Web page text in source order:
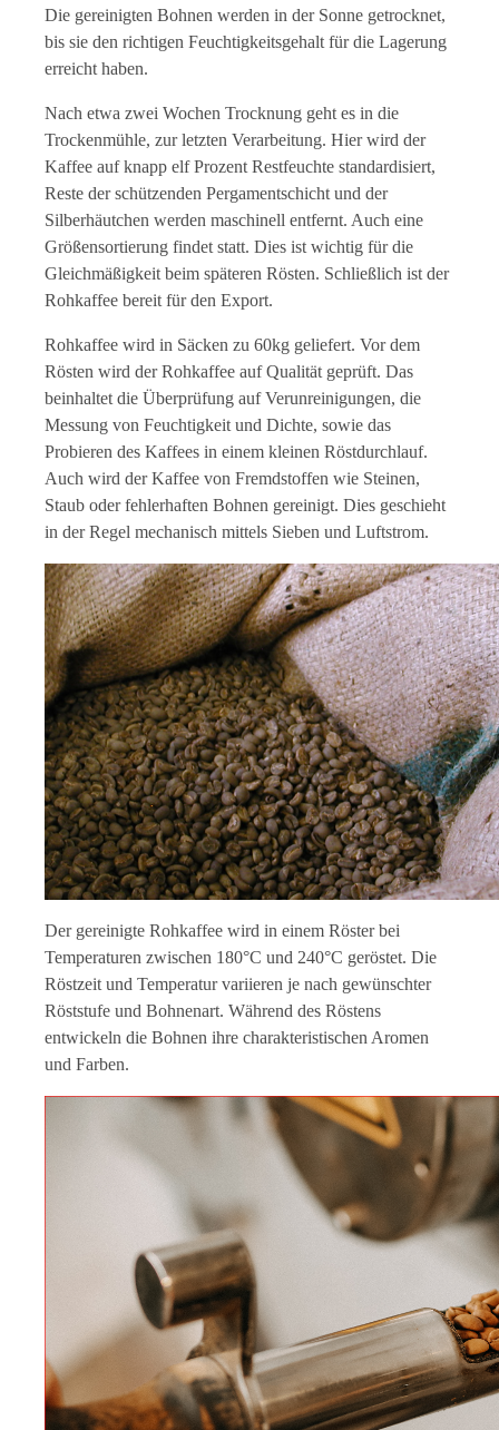
Die gereinigten Bohnen werden in der Sonne getrocknet,
bis sie den richtigen Feuchtigkeitsgehalt für die Lagerung
erreicht haben.
Nach etwa zwei Wochen Trocknung geht es in die
Trockenmühle, zur letzten Verarbeitung. Hier wird der
Kaffee auf knapp elf Prozent Restfeuchte standardisiert,
Reste der schützenden Pergamentschicht und der
Silberhäutchen werden maschinell entfernt. Auch eine
Größensortierung findet statt. Dies ist wichtig für die
Gleichmäßigkeit beim späteren Rösten. Schließlich ist der
Rohkaffee bereit für den Export.
Rohkaffee wird in Säcken zu 60kg geliefert. Vor dem
Rösten wird der Rohkaffee auf Qualität geprüft. Das
beinhaltet die Überprüfung auf Verunreinigungen, die
Messung von Feuchtigkeit und Dichte, sowie das
Probieren des Kaffees in einem kleinen Röstdurchlauf.
Auch wird der Kaffee von Fremdstoffen wie Steinen,
Staub oder fehlerhaften Bohnen gereinigt. Dies geschieht
in der Regel mechanisch mittels Sieben und Luftstrom.
Der gereinigte Rohkaffee wird in einem Röster bei
Temperaturen zwischen 180°C und 240°C geröstet. Die
Röstzeit und Temperatur variieren je nach gewünschter
Röststufe und Bohnenart. Während des Röstens
entwickeln die Bohnen ihre charakteristischen Aromen
und Farben.